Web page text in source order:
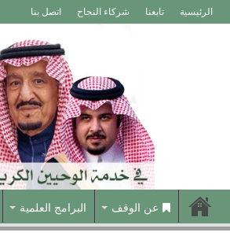
الرئيسية تابعنا شركاء النجاح اتصل بنا
عن الوقف البرامج العلمية